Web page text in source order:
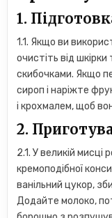
1.
1.1. Якщо ви
очистіть від
скибочками. Якщо
сироп і наріжте
і крохмалем, щоб
2.
2.1. У великій
кремоподібної
ванільний цукор,
Додайте молоко,